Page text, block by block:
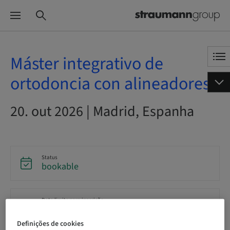
Máster integrativo de
ortodoncia con alineadores
20. out 2026 | Madrid, Espanha
Status
bookable
Data limite para inscrição
Definições de cookies